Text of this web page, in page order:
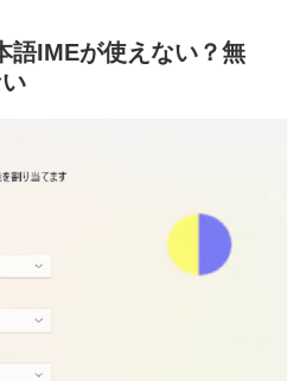
語IMEが使えない？無